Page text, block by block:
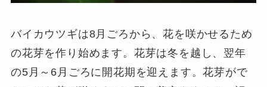
バイカウツギは8月ごろから、花を咲かせるため
の花芽を作り始めます。花芽は冬を越し、翌年
の5月～6月ごろに開花期を迎えます。花芽がで